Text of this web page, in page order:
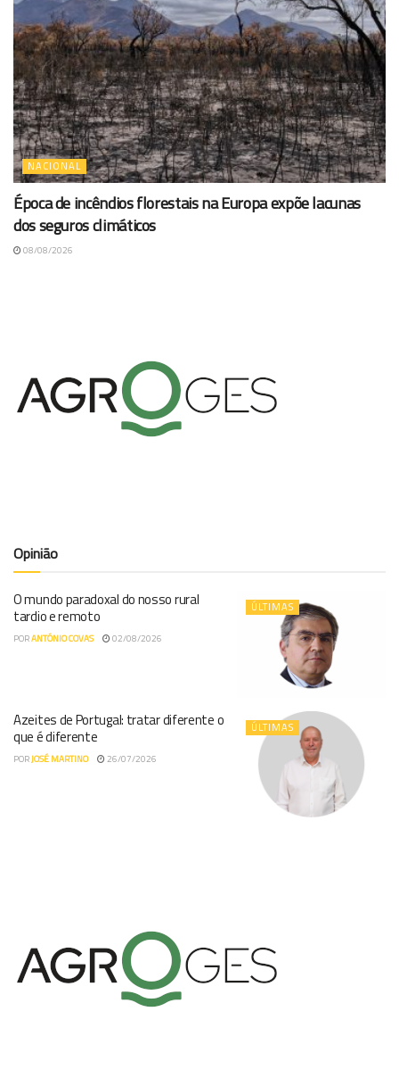
NACIONAL
Época de incêndios florestais na Europa expõe lacunas
dos seguros climáticos
08/08/2026
Opinião
ÚLTIMAS
O mundo paradoxal do nosso rural
tardio e remoto
PORANTÓNIO COVAS 02/08/2026
ÚLTIMAS
Azeites de Portugal: tratar diferente o
que é diferente
PORJOSÉ MARTINO 26/07/2026